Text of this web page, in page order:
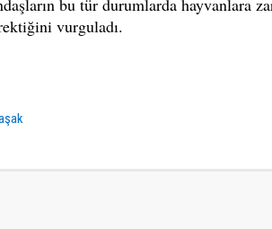
bu tür durumlarda hayvanlara
vurguladı.